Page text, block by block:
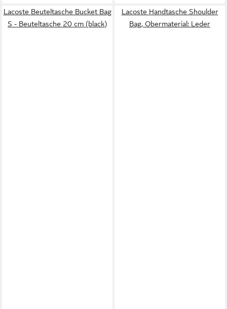
Lacoste Beuteltasche Bucket Bag
S - Beuteltasche 20 cm (black)
Lacoste Handtasche Shoulder
Bag, Obermaterial: Leder